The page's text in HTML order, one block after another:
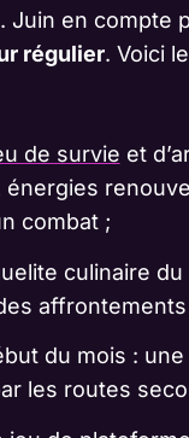
en compte
régulier. Voici
de survie et
combat ;
culinaire
du mois :
les routes